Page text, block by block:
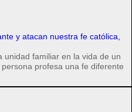
y atacan nuestra fe católica,
unidad familiar en la vida de un
profesa una fe diferente